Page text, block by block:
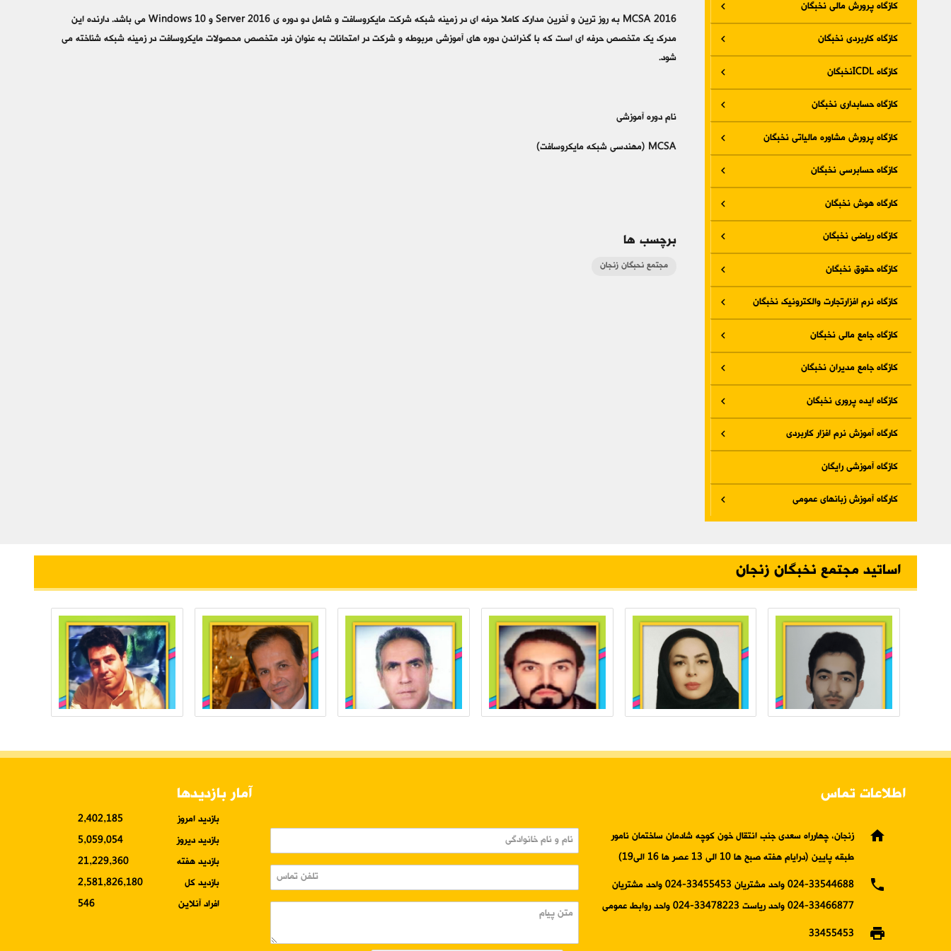
کازگاه پرورش مالی نخبگان
کازگاه کاربردی نخبگان
کازگاه ICDLنخبگان
کازگاه حسابداری نخبگان
کازگاه پرورش مشاوره مالیاتی نخبگان
کازگاه حسابرسی نخبگان
کارگاه هوش نخبگان
کازگاه ریاضی نخبگان
کازگاه حقوق نخبگان
کازگاه نرم افزارتجارت والکترونیک نخبگان
کازگاه جامع مالی نخبگان
کازگاه جامع مدیران نخبگان
کازگاه ایده پروری نخبگان
کارگاه آموزش نرم افزار کاربردی
کازگاه آموزشی رایگان
کارگاه آموزش زبانهای عمومی
2016 MCSA به روز ترين و آخرين مدارك كاملا حرفه اي در زمينه شبكه شركت مايكروسافت و شامل دو دوره ي Server 2016 و Windows 10 مي باشد. دارنده اين
مدرك يك متخصص حرفه اي است كه با گذراندن دوره هاي آموزشي مربوطه و شركت در امتحانات به عنوان فرد متخصص محصولات مايكروسافت در زمينه شبكه شناخته مي
شود.
نام دوره آموزشی
MCSA (مهندسی شبکه مایکروسافت)
برچسب ها
مجتمع نحبگان زنجان
اساتید مجتمع نخبگان زنجان
اطلاعات تماس
home
زنجان، چهارراه سعدی جنب انتقال خون کوچه شادمان ساختمان نامور
طبقه پایین (درایام هفته صبح ها 10 الی 13 عصر ها 16 الی19)
phone
024-33544688 واحد مشتریان 33455453-024 واحد مشتریان
33466877-024 واحد ریاست 33478223-024 واحد روابط عمومی
print
33455453
آمار بازدیدها
بازدید امروز
2,402,185
بازدید دیروز
5,059,054
بازدید هفته
21,229,360
بازدید کل
2,581,826,180
افراد آنلاین
546